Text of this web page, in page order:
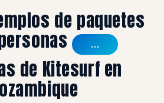
de paquetes
...
de Kitesurf en